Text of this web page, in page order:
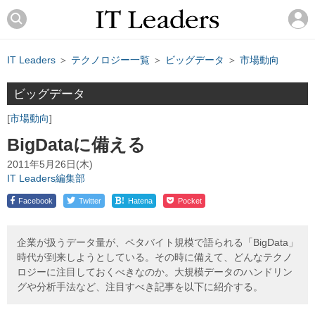
IT Leaders ＞ テクノロジー一覧 ＞ ビッグデータ ＞ 市場動向
ビッグデータ
市場動向
BigDataに備える
2011年5月26日(木)
IT Leaders編集部
Facebook Twitter ! Hatena Pocket
企業が扱うデータ量が、ペタバイト規模で語られる「BigData」
時代が到来しようとしている。その時に備えて、どんなテクノ
ロジーに注目しておくべきなのか。大規模データのハンドリン
グや分析手法など、注目すべき記事を以下に紹介する。